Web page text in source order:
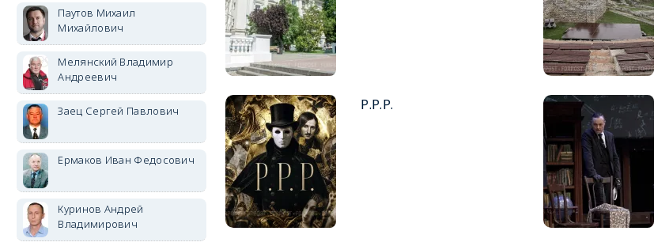
Р.Р.Р.
Паутов Михаил
Михайлович
Мелянский Владимир
Андреевич
Заец Сергей Павлович
Ермаков Иван Федосович
Куринов Андрей
Владимирович